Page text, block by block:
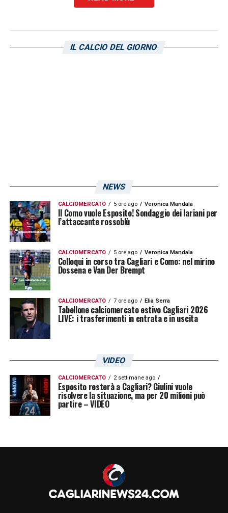
potrebbe essere il mese giusto per rivedere
IL CALCIO DEL GIORNO
NEWS
CALCIOMERCATO 5 ore ago Veronica Mandala
Il Como vuole Esposito! Sondaggio dei lariani per
l’attaccante rossoblù
CALCIOMERCATO 5 ore ago Veronica Mandala
Colloqui in corso tra Cagliari e Como: nel mirino
Dossena e Van Der Brempt
CALCIOMERCATO 7 ore ago Elia Serra
Tabellone calciomercato estivo Cagliari 2026
LIVE: i trasferimenti in entrata e in uscita
VIDEO
CALCIOMERCATO 2 settimane ago
Esposito resterà a Cagliari? Giulini vuole
risolvere la situazione, ma per 20 milioni può
partire – VIDEO